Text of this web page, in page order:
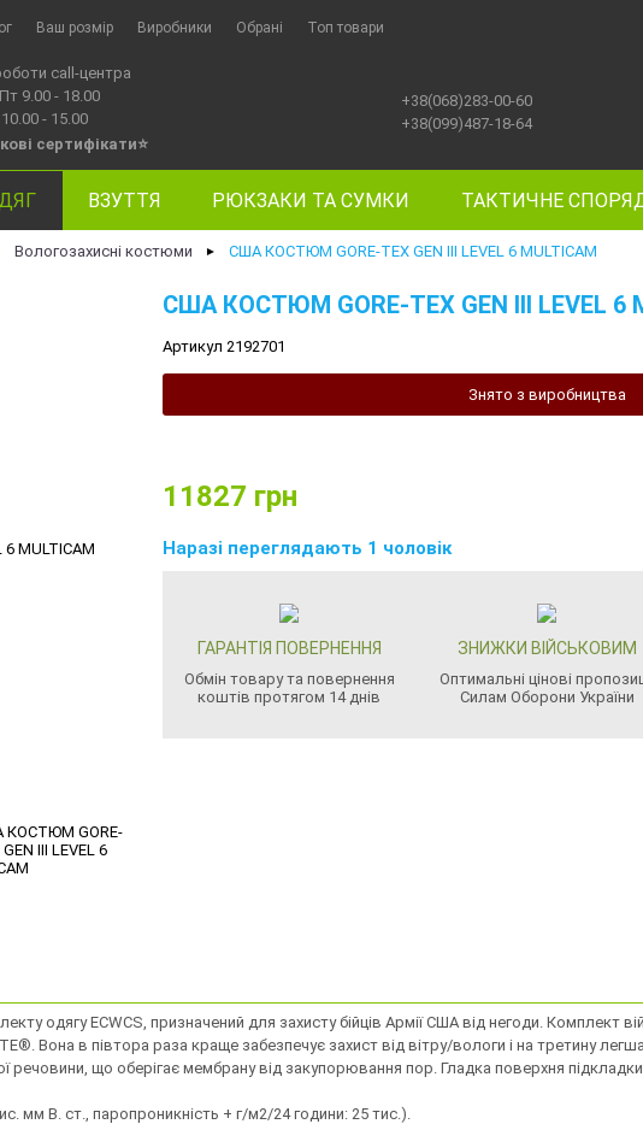
Ваш розмір Виробники Обрані Топ товари
call-центра
9.00 - 18.00
- 15.00
сертифікати⭐
+38(068)283-00-60
+38(099)487-18-64
ВЗУТТЯ РЮКЗАКИ ТА СУМКИ ТАКТИЧНЕ
Вологозахисні костюми ► США КОСТЮМ GORE-TEX GEN III LEVEL 6 MULTICAM
США КОСТЮМ GORE-TEX GEN III LEVEL 6
Артикул 2192701
Знято з виробництва
11827 грн
Наразі переглядають 1 чоловік
ГАРАНТІЯ ПОВЕРНЕННЯ
Обмін товару та повернення
коштів протягом 14 днів
ЗНИЖКИ ВІЙСЬКОВИМ
Оптимальні цінові
Силам Оборони України
одягу ECWCS, призначений для захисту бійців Армії США від негоди. Комплект
Вона в півтора раза краще забезпечує захист від вітру/вологи і на третину
речовини, що оберігає мембрану від закупорювання пор. Гладка поверхня підкладки
мм В. ст., паропроникність + г/м2/24 години: 25 тис.).